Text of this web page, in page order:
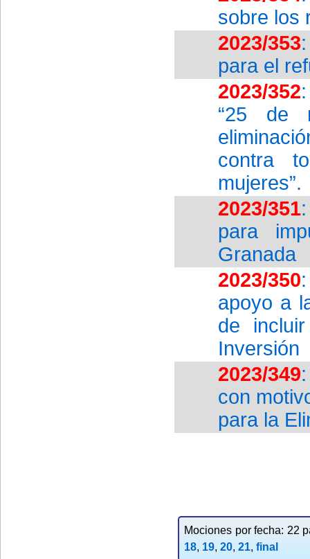
sobre los
2023/353
para el
2023/352
“25 de
contra
mujeres”.
2023/351
para
Granada
2023/350
apoyo a
de
Inversión
2023/349
con
para la
Mociones por fecha: 22
18, 19, 20, 21, final